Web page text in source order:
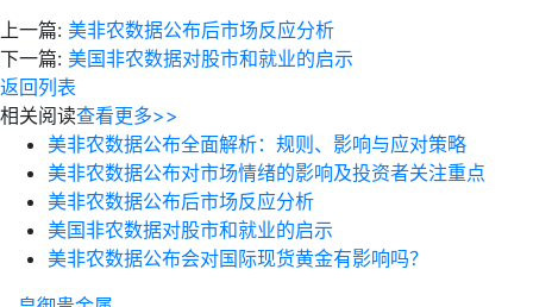
上一篇: 美非农数据公布后市场反应分析
下一篇: 美国非农数据对股市和就业的启示
返回列表
相关阅读查看更多>>
美非农数据公布全面解析：规则、影响与应对策略
美非农数据公布对市场情绪的影响及投资者关注重点
美非农数据公布后市场反应分析
美国非农数据对股市和就业的启示
美非农数据公布会对国际现货黄金有影响吗？